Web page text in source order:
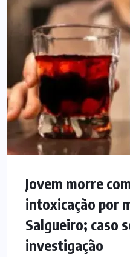
Jovem morre
intoxicação por
Salgueiro; caso
investigação